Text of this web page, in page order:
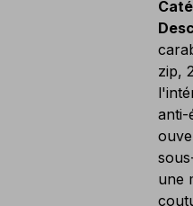
zip,
anti-
une